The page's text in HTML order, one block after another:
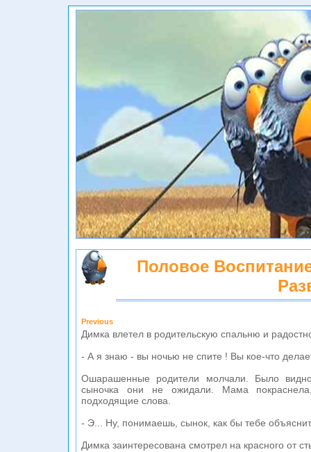
Половое
Previous
Димка влетел в родительскую спальню и
- А я знаю - вы ночью не спите ! Вы кое-что
Ошарашенные родители молчали. Было
сыночка они не ожидали. Мама
подходящие слова.
- Э... Ну, понимаешь, сынок, как бы тебе
Димка заинтересована смотрел на красного от